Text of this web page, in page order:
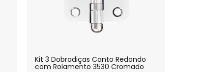
Kit 3 Dobradiças Canto Redondo
com Rolamento 3530 Cromado